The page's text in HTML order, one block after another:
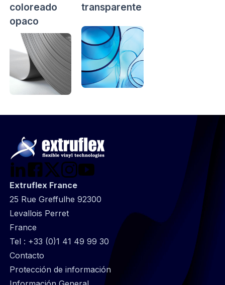
coloreado
opaco
transparente
Extruflex France
25 Rue Greffulhe 92300
Levallois Perret
France
Tel : +33 (0)1 41 49 99 30
@
Footer
Contacto
Protección de información